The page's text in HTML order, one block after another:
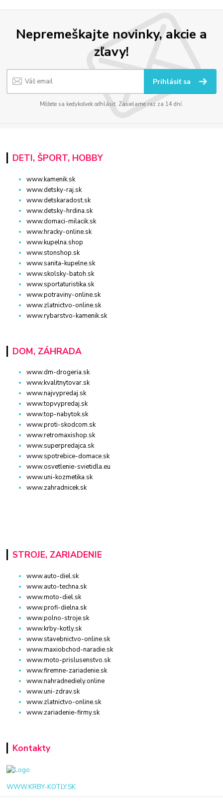
Nepremeškajte novinky, akcie a
zľavy!
Prihlásiť sa
Môžete sa kedykoľvek odhlásiť. Zasielame raz za 14 dní.
DETI, ŠPORT, HOBBY
www.kamenik.sk
www.detsky-raj.sk
www.detskaradost.sk
www.detsky-hrdina.sk
www.domaci-milacik.sk
www.hracky-online.sk
www.kupelna.shop
www.stonshop.sk
www.sanita-kupelne.sk
www.skolsky-batoh.sk
www.sportaturistika.sk
www.potraviny-online.sk
www.zlatnictvo-online.sk
www.rybarstvo-kamenik.sk
DOM, ZÁHRADA
www.dm-drogeria.sk
www.kvalitnytovar.sk
www.najvypredaj.sk
www.topvypredaj.sk
www.top-nabytok.sk
www.proti-skodcom.sk
www.retromaxishop.sk
www.superpredajca.sk
www.spotrebice-domace.sk
www.osvetlenie-svietidla.eu
www.uni-kozmetika.sk
www.zahradnicek.sk
STROJE, ZARIADENIE
www.auto-diel.sk
www.auto-techna.sk
www.moto-diel.sk
www.profi-dielna.sk
www.polno-stroje.sk
www.krby-kotly.sk
www.stavebnictvo-online.sk
www.maxiobchod-naradie.sk
www.moto-prislusenstvo.sk
www.firemne-zariadenie.sk
www.nahradnediely.online
www.uni-zdrav.sk
www.zlatnictvo-online.sk
www.zariadenie-firmy.sk
Kontakty
WWW.KRBY-KOTLY.SK